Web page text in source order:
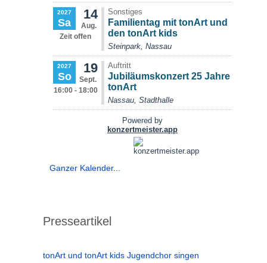
Ganzer Kalender...
Presseartikel
tonArt und tonArt kids Jugendchor singen